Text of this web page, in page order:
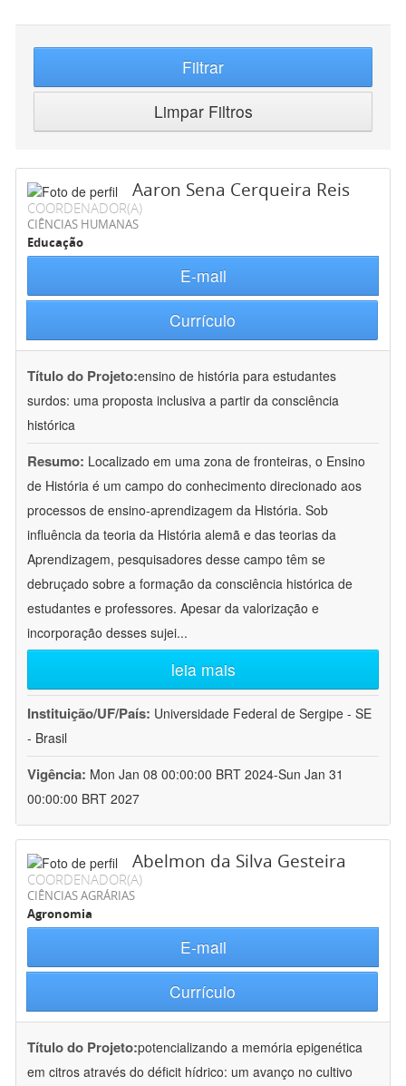
Filtrar
Limpar Filtros
Aaron Sena Cerqueira Reis
COORDENADOR(A)
CIÊNCIAS HUMANAS
Educação
E-mail
Currículo
Título do Projeto:ensino de história para estudantes
surdos: uma proposta inclusiva a partir da consciência
histórica
Resumo: Localizado em uma zona de fronteiras, o Ensino
de História é um campo do conhecimento direcionado aos
processos de ensino-aprendizagem da História. Sob
influência da teoria da História alemã e das teorias da
Aprendizagem, pesquisadores desse campo têm se
debruçado sobre a formação da consciência histórica de
estudantes e professores. Apesar da valorização e
incorporação desses sujei...
leia mais
Instituição/UF/País: Universidade Federal de Sergipe - SE
- Brasil
Vigência: Mon Jan 08 00:00:00 BRT 2024-Sun Jan 31
00:00:00 BRT 2027
Abelmon da Silva Gesteira
COORDENADOR(A)
CIÊNCIAS AGRÁRIAS
Agronomia
E-mail
Currículo
Título do Projeto:potencializando a memória epigenética
em citros através do déficit hídrico: um avanço no cultivo